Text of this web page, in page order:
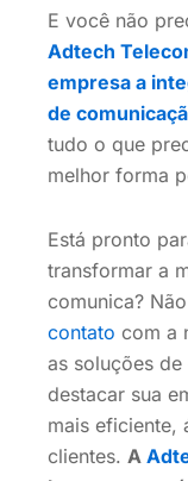
E você não
Adtech
empresa a
de
tudo o que
melhor forma
Está pronto
transformar a
comunica?
contato com a
as soluções
destacar sua
mais eficiente,
clientes. A